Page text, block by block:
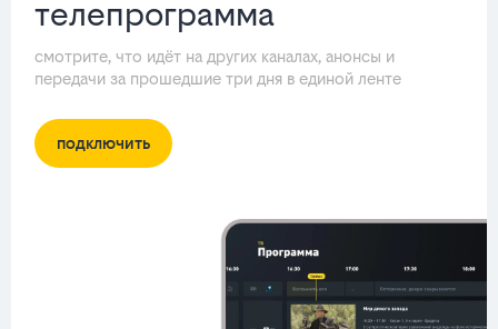
телепрограмма
смотрите, что идёт на других каналах, анонсы и
передачи за прошедшие три дня в единой ленте
подключить